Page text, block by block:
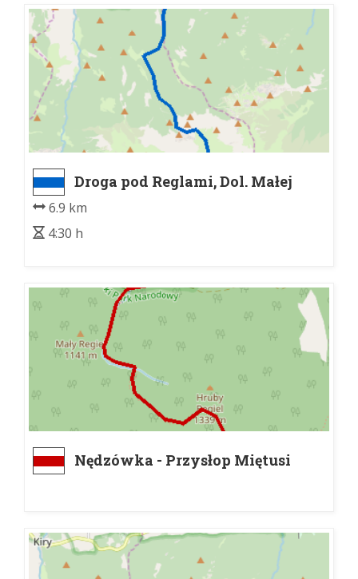
Droga pod Reglami, Dol. Małej
Łąki - Małołączniak
6.9 km
4:30 h
Nędzówka - Przysłop Miętusi